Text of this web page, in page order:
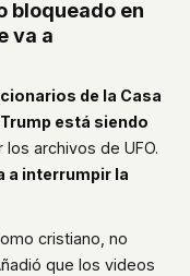
you
see this for
provider
server logs
We
they don't
bloqueado en
va a
de la Casa
está siendo
los archivos de UFO.
a interrumpir la
cristiano, no
que los videos